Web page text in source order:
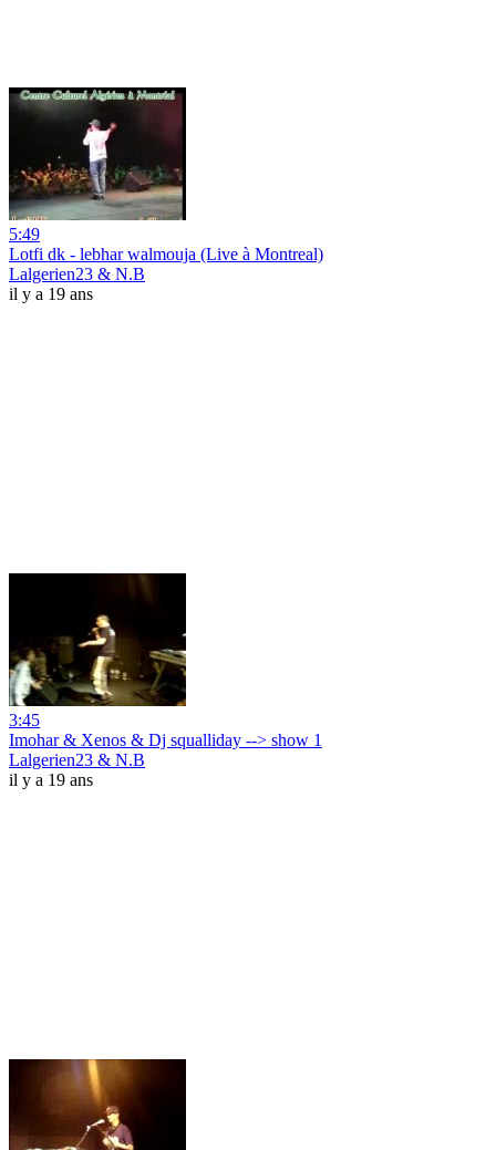
5:49
Lotfi dk - lebhar walmouja (Live à Montreal)
Lalgerien23 & N.B
il y a 19 ans
3:45
Imohar & Xenos & Dj squalliday --> show 1
Lalgerien23 & N.B
il y a 19 ans